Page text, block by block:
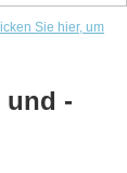
Sie hier, um
und -